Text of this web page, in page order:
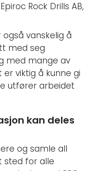
Rock Drills AB,
vanskelig å
med seg
med mange av
viktig å kunne gi
utfører arbeidet
kan deles
og samle all
sted for alle